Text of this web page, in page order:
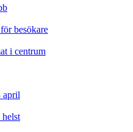
besökare
i centrum
april